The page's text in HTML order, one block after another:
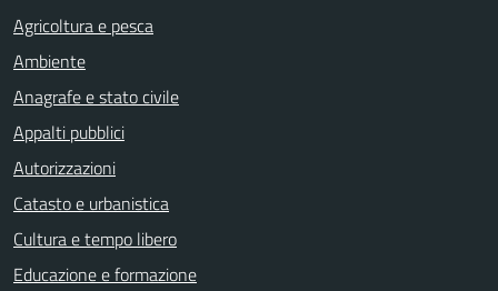
Agricoltura e pesca
Ambiente
Anagrafe e stato civile
Appalti pubblici
Autorizzazioni
Catasto e urbanistica
Cultura e tempo libero
Educazione e formazione